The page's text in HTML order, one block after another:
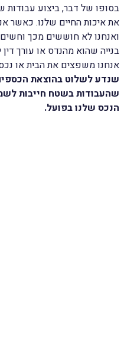
בסופו של דבר, ביצוע עבודות
את איכות החיים שלנו. כאשר
ואנחנו לא חוששים מכך
בנייה שהוא מהנדס או עורך
אנחנו משפצים את הבית או
שנדע לשלוט בהוצאת
שהעבודות בשטח חייבות
הנכס שלנו בפועל.